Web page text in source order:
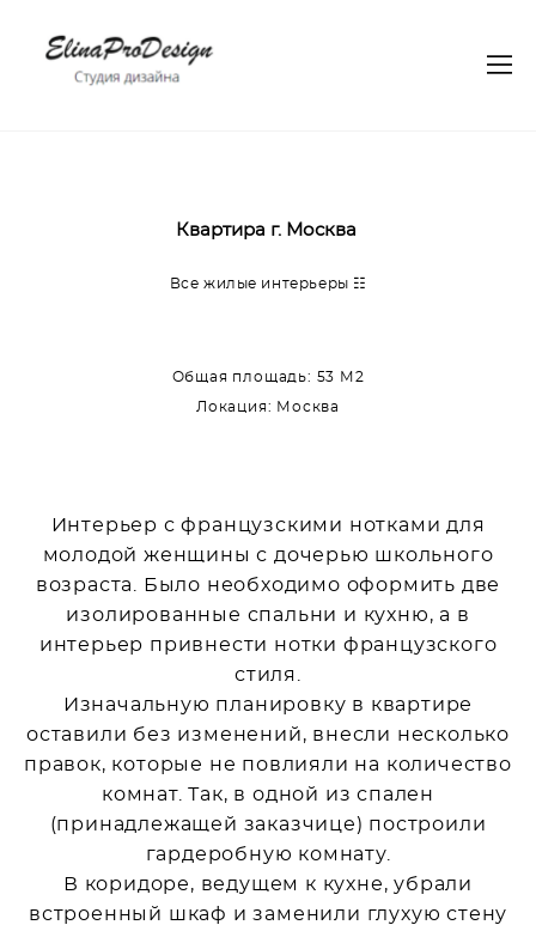
Квартира г. Москва
Все жилые интерьеры ☷
Общая площадь: 53 М2
Локация: Москва
Интерьер с французскими нотками для
молодой женщины с дочерью школьного
возраста. Было необходимо оформить две
изолированные спальни и кухню, а в
интерьер привнести нотки французского
стиля.
Изначальную планировку в квартире
оставили без изменений, внесли несколько
правок, которые не повлияли на количество
комнат. Так, в одной из спален
(принадлежащей заказчице) построили
гардеробную комнату.
В коридоре, ведущем к кухне, убрали
встроенный шкаф и заменили глухую стену